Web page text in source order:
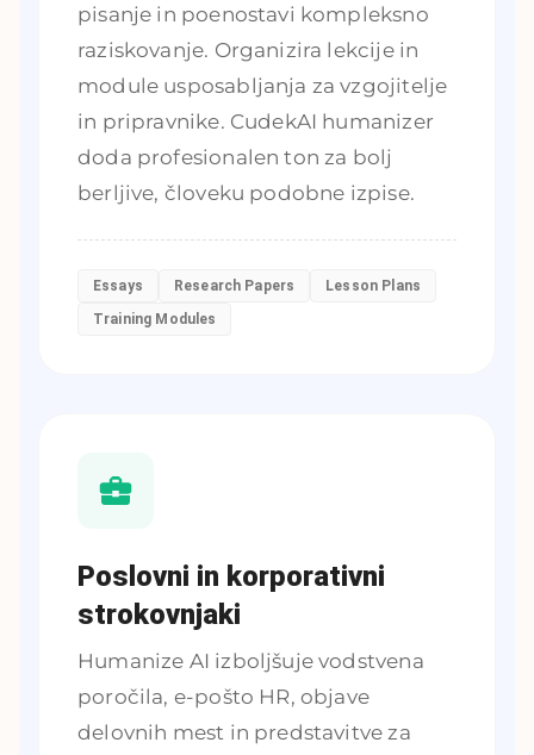
pisanje in poenostavi kompleksno
raziskovanje. Organizira lekcije in
module usposabljanja za vzgojitelje
in pripravnike. CudekAI humanizer
doda profesionalen ton za bolj
berljive, človeku podobne izpise.
Essays Research Papers
Lesson Plans
Training Modules
Poslovni in korporativni
strokovnjaki
Humanize AI izboljšuje vodstvena
poročila, e-pošto HR, objave
delovnih mest in predstavitve za